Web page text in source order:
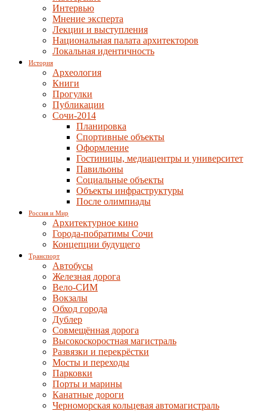
Интервью
Мнение эксперта
Лекции и выступления
Национальная палата архитекторов
Локальная идентичность
История
Археология
Книги
Прогулки
Публикации
Сочи-2014
Планировка
Спортивные объекты
Оформление
Гостиницы, медиацентры и университет
Павильоны
Социальные объекты
Объекты инфраструктуры
После олимпиады
Россия и Мир
Архитектурное кино
Города-побратимы Сочи
Концепции будущего
Транспорт
Автобусы
Железная дорога
Вело-СИМ
Вокзалы
Обход города
Дублер
Совмещённая дорога
Высокоскоростная магистраль
Развязки и перекрёстки
Мосты и переходы
Парковки
Порты и марины
Канатные дороги
Черноморская кольцевая автомагистраль